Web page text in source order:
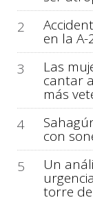
2
en la
3
Las
cantar
más
4
con
5
Un
torre